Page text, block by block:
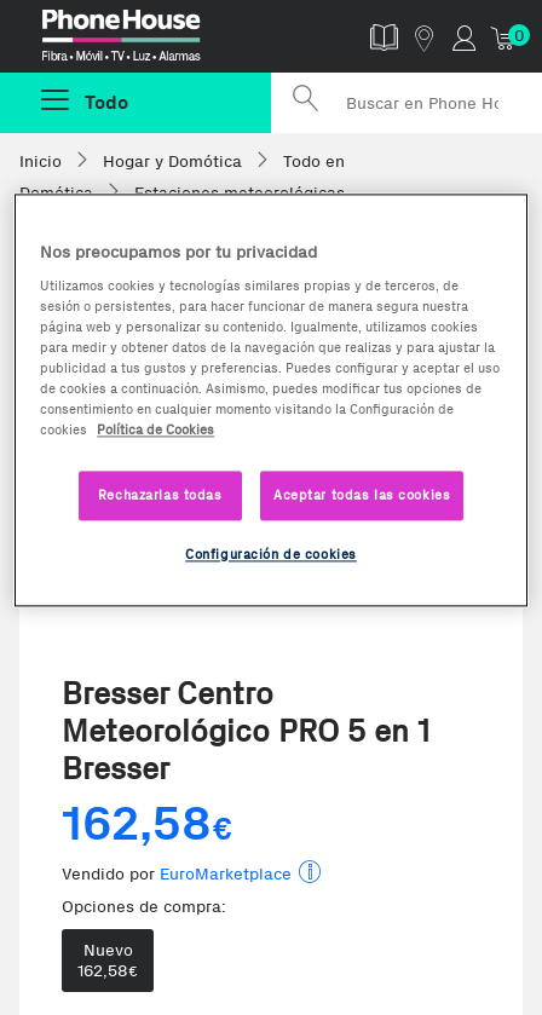
0
Todo
Inicio Hogar y Domótica
Todo en
Domótica
Estaciones meteorológicas
Bresser Centro
Meteorológico PRO 5 en 1
Bresser
162,58€
Vendido por EuroMarketplace
Opciones de compra:
Nuevo
162,58€
Nos preocupamos por tu privacidad
Utilizamos cookies y tecnologías similares propias y de terceros, de
sesión o persistentes, para hacer funcionar de manera segura nuestra
página web y personalizar su contenido. Igualmente, utilizamos cookies
para medir y obtener datos de la navegación que realizas y para ajustar la
publicidad a tus gustos y preferencias. Puedes configurar y aceptar el uso
de cookies a continuación. Asimismo, puedes modificar tus opciones de
consentimiento en cualquier momento visitando la Configuración de
cookies
Política de Cookies
Rechazarlas todas Aceptar todas las cookies
Configuración de cookies